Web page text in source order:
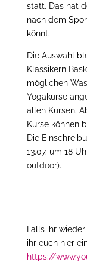
statt. Das hat
nach dem
könnt.
Die Auswahl
Klassikern
möglichen
Yogakurse
allen Kursen.
Kurse können
Die
13.07. um 18
outdoor).
Falls ihr
ihr euch hier
https://